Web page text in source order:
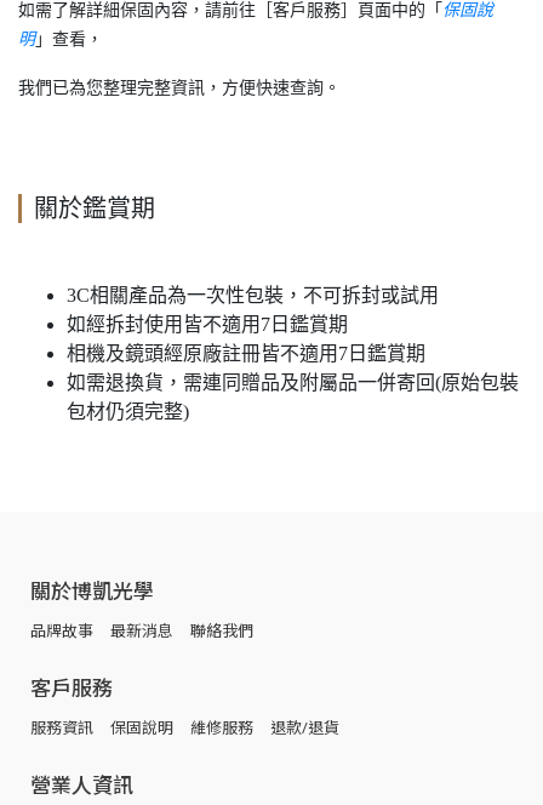
如需了解詳細保固內容，請前往［客戶服務］頁面中的「 保固說
明」查看，
我們已為您整理完整資訊，方便快速查詢。
關於鑑賞期
3C相關產品為一次性包裝，不可拆封或試用
如經拆封使用皆不適用7日鑑賞期
相機及鏡頭經原廠註冊皆不適用7日鑑賞期
如需退換貨，需連同贈品及附屬品一併寄回(原始包裝
包材仍須完整)
關於博凱光學
品牌故事 最新消息 聯絡我們
客戶服務
服務資訊 保固說明 維修服務 退款/退貨
營業人資訊